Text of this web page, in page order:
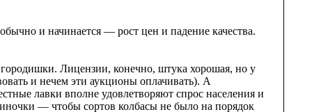
и начинается — рост цен и падение качества.
Лицензии, конечно, штука хорошая, но у
и нечем эти аукционы оплачивать). А
лавки вполне удовлетворяют спрос населения и
— чтобы сортов колбасы не было на порядок